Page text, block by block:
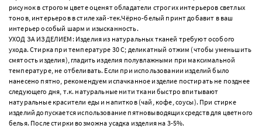
рисунок в строгом цвете оценят обладатели строгих интерьеров светлых
тонов, интерьеров в стиле хай-тек.Чёрно-белый принт добавит в ваш
интерьер особый шарм и изысканность.
УХОД ЗА ИЗДЕЛИЕМ: Изделия из натуральных тканей требуют особого
ухода. Стирка при температуре 30 С; деликатный отжим (чтобы уменьшить
смятость изделия), гладить изделия полувлажными при максимальной
температуре, не отбеливать. Если при использовании изделий было
нанесено пятно, рекомендуем испачканное изделие постирать не позднее
следующего дня, т.к. натуральные нити ткани быстро впитывают
натуральные красители еды и напитков (чай, кофе, соусы). При стирке
изделий допускается использование пятновыводящих средств для цветного
белья. После стирки возможна усадка изделия на 3-5%.